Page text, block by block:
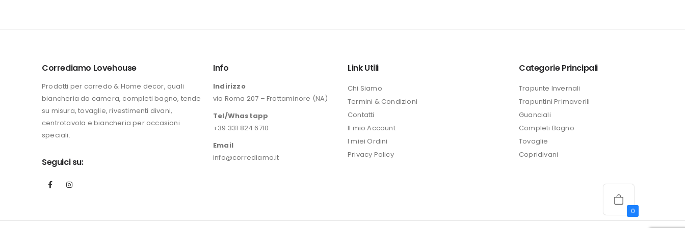
era:
è:
era:
è:
Corrediamo Lovehouse
Prodotti per corredo & Home decor, quali
biancheria da camera, completi bagno, tende
su misura, tovaglie, rivestimenti divani,
centrotavola e biancheria per occasioni
speciali.
Seguici su:
Info
Indirizzo
via Roma 207 – Frattaminore (NA)
Tel/Whastapp
+39 331 824 6710
Email
info@corrediamo.it
Link Utili
Chi Siamo
Termini & Condizioni
Contatti
Il mio Account
I miei Ordini
Privacy Policy
Categorie Principali
Trapunte Invernali
Trapuntini Primaverili
Guanciali
Completi Bagno
Tovaglie
Copridivani
0